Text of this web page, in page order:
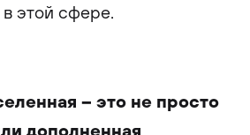
этой сфере.
– это не просто
дополненная